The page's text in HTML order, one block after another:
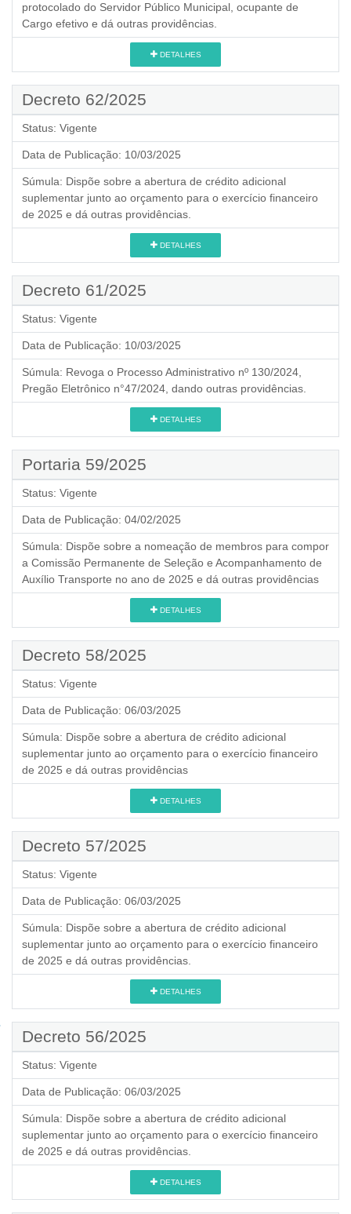
protocolado do Servidor Público Municipal, ocupante de
Cargo efetivo e dá outras providências.
DETALHES
Decreto 62/2025
Status: Vigente
Data de Publicação: 10/03/2025
Súmula: Dispõe sobre a abertura de crédito adicional
suplementar junto ao orçamento para o exercício financeiro
de 2025 e dá outras providências.
DETALHES
Decreto 61/2025
Status: Vigente
Data de Publicação: 10/03/2025
Súmula: Revoga o Processo Administrativo nº 130/2024,
Pregão Eletrônico n°47/2024, dando outras providências.
DETALHES
Portaria 59/2025
Status: Vigente
Data de Publicação: 04/02/2025
Súmula: Dispõe sobre a nomeação de membros para compor
a Comissão Permanente de Seleção e Acompanhamento de
Auxílio Transporte no ano de 2025 e dá outras providências
DETALHES
Decreto 58/2025
Status: Vigente
Data de Publicação: 06/03/2025
Súmula: Dispõe sobre a abertura de crédito adicional
suplementar junto ao orçamento para o exercício financeiro
de 2025 e dá outras providências
DETALHES
Decreto 57/2025
Status: Vigente
Data de Publicação: 06/03/2025
Súmula: Dispõe sobre a abertura de crédito adicional
suplementar junto ao orçamento para o exercício financeiro
de 2025 e dá outras providências.
DETALHES
Decreto 56/2025
Status: Vigente
Data de Publicação: 06/03/2025
Súmula: Dispõe sobre a abertura de crédito adicional
suplementar junto ao orçamento para o exercício financeiro
de 2025 e dá outras providências.
DETALHES